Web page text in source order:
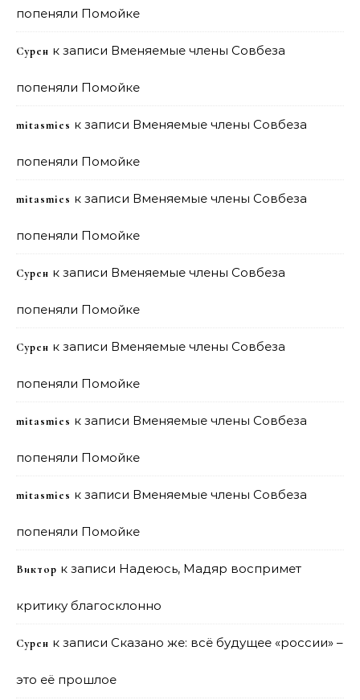
попеняли Помойке
Сурен к записи Вменяемые члены Совбеза
попеняли Помойке
mitasmies к записи Вменяемые члены Совбеза
попеняли Помойке
mitasmies к записи Вменяемые члены Совбеза
попеняли Помойке
Сурен к записи Вменяемые члены Совбеза
попеняли Помойке
Сурен к записи Вменяемые члены Совбеза
попеняли Помойке
mitasmies к записи Вменяемые члены Совбеза
попеняли Помойке
mitasmies к записи Вменяемые члены Совбеза
попеняли Помойке
Виктор к записи Надеюсь, Мадяр воспримет
критику благосклонно
Сурен к записи Сказано же: всё будущее «россии» –
это её прошлое